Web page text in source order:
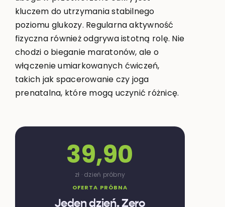
kluczem do utrzymania stabilnego
poziomu glukozy. Regularna aktywność
fizyczna również odgrywa istotną rolę. Nie
chodzi o bieganie maratonów, ale o
włączenie umiarkowanych ćwiczeń,
takich jak spacerowanie czy joga
prenatalna, które mogą uczynić różnicę.
OFERTA PRÓBNA
Jeden dzień. Zero
39,90
zł · dzień próbny